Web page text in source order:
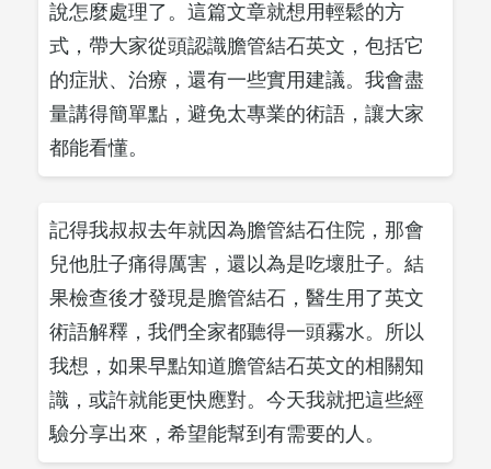
說怎麼處理了。這篇文章就想用輕鬆的方
式，帶大家從頭認識膽管結石英文，包括它
的症狀、治療，還有一些實用建議。我會盡
量講得簡單點，避免太專業的術語，讓大家
都能看懂。
記得我叔叔去年就因為膽管結石住院，那會
兒他肚子痛得厲害，還以為是吃壞肚子。結
果檢查後才發現是膽管結石，醫生用了英文
術語解釋，我們全家都聽得一頭霧水。所以
我想，如果早點知道膽管結石英文的相關知
識，或許就能更快應對。今天我就把這些經
驗分享出來，希望能幫到有需要的人。